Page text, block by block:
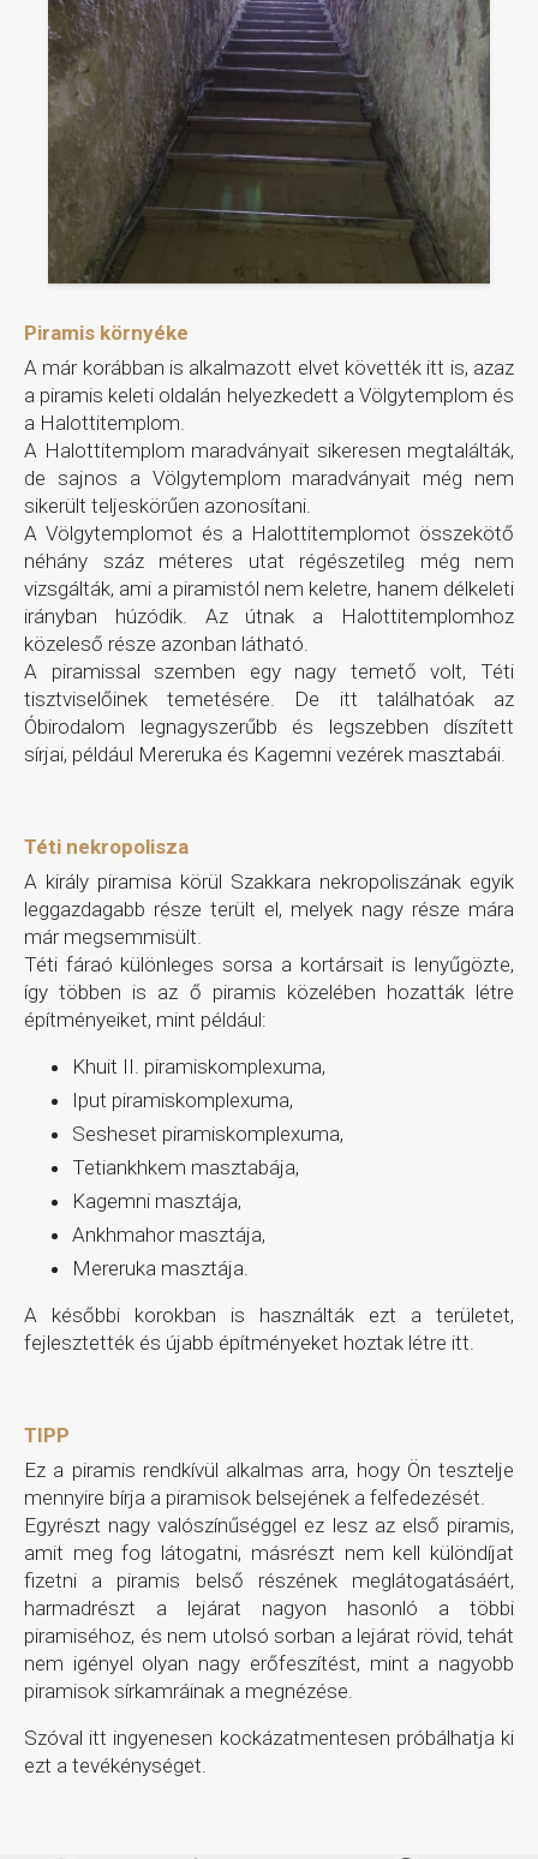
Piramis környéke
A már korábban is alkalmazott elvet követték itt is, azaz
a piramis keleti oldalán helyezkedett a Völgytemplom és
a Halottitemplom.
A Halottitemplom maradványait sikeresen megtalálták,
de sajnos a Völgytemplom maradványait még nem
sikerült teljeskörűen azonosítani.
A Völgytemplomot és a Halottitemplomot összekötő
néhány száz méteres utat régészetileg még nem
vizsgálták, ami a piramistól nem keletre, hanem délkeleti
irányban húzódik. Az útnak a Halottitemplomhoz
közeleső része azonban látható.
A piramissal szemben egy nagy temető volt, Téti
tisztviselőinek temetésére. De itt találhatóak az
Óbirodalom legnagyszerűbb és legszebben díszített
sírjai, például Mereruka és Kagemni vezérek masztabái.
Téti nekropolisza
A király piramisa körül Szakkara nekropoliszának egyik
leggazdagabb része terült el, melyek nagy része mára
már megsemmisült.
Téti fáraó különleges sorsa a kortársait is lenyűgözte,
így többen is az ő piramis közelében hozatták létre
építményeiket, mint például:
Khuit II. piramiskomplexuma,
Iput piramiskomplexuma,
Sesheset piramiskomplexuma,
Tetiankhkem masztabája,
Kagemni masztája,
Ankhmahor masztája,
Mereruka masztája.
A későbbi korokban is használták ezt a területet,
fejlesztették és újabb építményeket hoztak létre itt.
TIPP
Ez a piramis rendkívül alkalmas arra, hogy Ön tesztelje
mennyire bírja a piramisok belsejének a felfedezését.
Egyrészt nagy valószínűséggel ez lesz az első piramis,
amit meg fog látogatni, másrészt nem kell különdíjat
fizetni a piramis belső részének meglátogatásáért,
harmadrészt a lejárat nagyon hasonló a többi
piramiséhoz, és nem utolsó sorban a lejárat rövid, tehát
nem igényel olyan nagy erőfeszítést, mint a nagyobb
piramisok sírkamráinak a megnézése.
Szóval itt ingyenesen kockázatmentesen próbálhatja ki
ezt a tevékénységet.